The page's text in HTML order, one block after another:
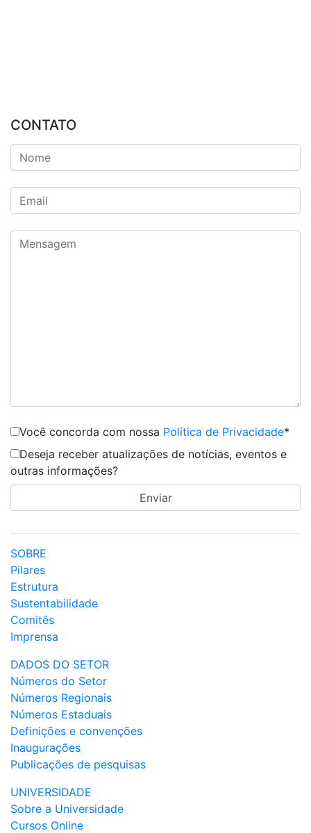
CONTATO
Você concorda com nossa Política de Privacidade*
Deseja receber atualizações de notícias, eventos e
outras informações?
SOBRE
Pilares
Estrutura
Sustentabilidade
Comitês
Imprensa
DADOS DO SETOR
Números do Setor
Números Regionais
Números Estaduais
Definições e convenções
Inaugurações
Publicações de pesquisas
UNIVERSIDADE
Sobre a Universidade
Cursos Online